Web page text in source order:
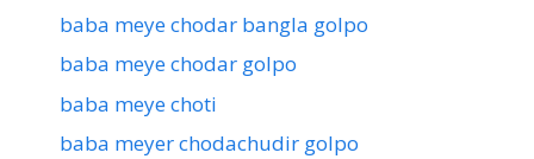
baba meye chodar bangla golpo
baba meye chodar golpo
baba meye choti
baba meyer chodachudir golpo